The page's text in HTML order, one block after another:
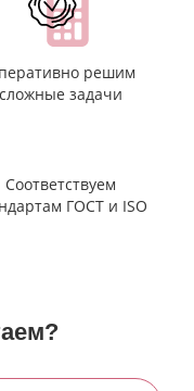
решим
сложные задачи
Соответствуем
ГОСТ и ISO